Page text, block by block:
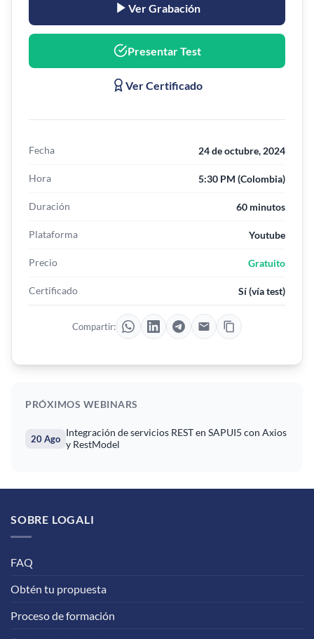
Ver Grabación
Presentar Test
Ver Certificado
Fecha 24 de octubre, 2024
Hora 5:30 PM (Colombia)
Duración 60 minutos
Plataforma Youtube
Precio Gratuito
Certificado Sí (vía test)
Compartir:
PRÓXIMOS WEBINARS
20 Ago
Integración de servicios REST en SAPUI5 con Axios
y RestModel
SOBRE LOGALI
FAQ
Obtén tu propuesta
Proceso de formación